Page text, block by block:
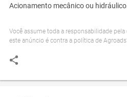
Acionamento mecânico ou
Você assume toda a responsabilidade
este anúncio é contra a política de